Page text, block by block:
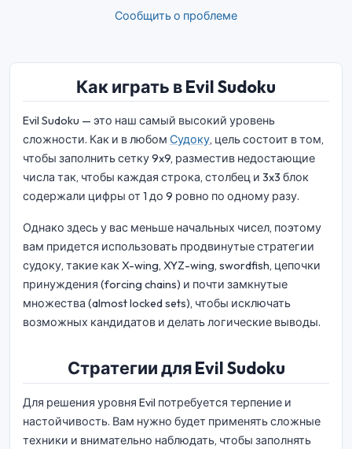
Сообщить о проблеме
Как играть в Evil Sudoku
Evil Sudoku — это наш самый высокий уровень
сложности. Как и в любом Судоку, цель состоит в том,
чтобы заполнить сетку 9x9, разместив недостающие
числа так, чтобы каждая строка, столбец и 3x3 блок
содержали цифры от 1 до 9 ровно по одному разу.
Однако здесь у вас меньше начальных чисел, поэтому
вам придется использовать продвинутые стратегии
судоку, такие как X-wing, XYZ-wing, swordfish, цепочки
принуждения (forcing chains) и почти замкнутые
множества (almost locked sets), чтобы исключать
возможных кандидатов и делать логические выводы.
Стратегии для Evil Sudoku
Для решения уровня Evil потребуется терпение и
настойчивость. Вам нужно будет применять сложные
техники и внимательно наблюдать, чтобы заполнять